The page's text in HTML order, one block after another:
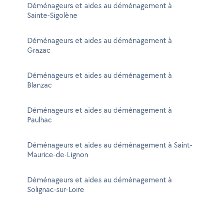
Déménageurs et aides au déménagement à
Sainte-Sigolène
Déménageurs et aides au déménagement à
Grazac
Déménageurs et aides au déménagement à
Blanzac
Déménageurs et aides au déménagement à
Paulhac
Déménageurs et aides au déménagement à Saint-
Maurice-de-Lignon
Déménageurs et aides au déménagement à
Solignac-sur-Loire